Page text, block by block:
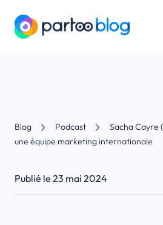
Blog Podcast
Sacha Cayre
une équipe marketing internationale
Publié le 23 mai 2024